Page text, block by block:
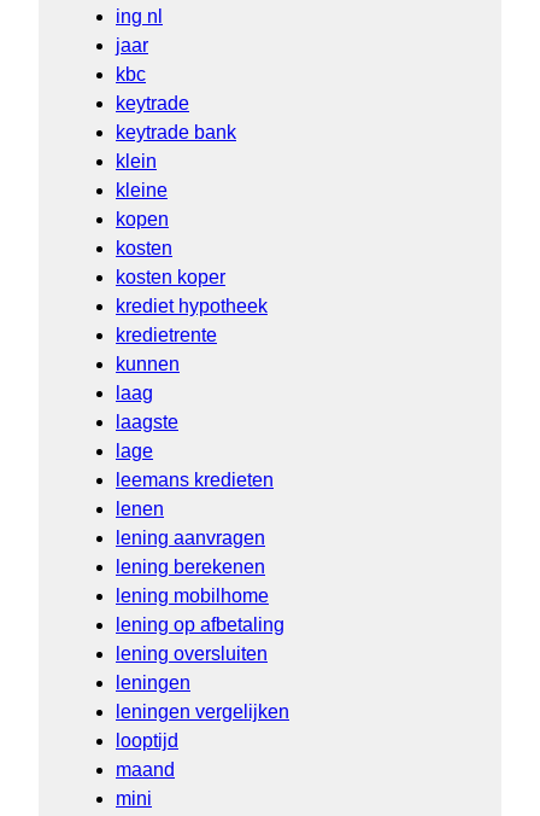
ing nl
jaar
kbc
keytrade
keytrade bank
klein
kleine
kopen
kosten
kosten koper
krediet hypotheek
kredietrente
kunnen
laag
laagste
lage
leemans kredieten
lenen
lening aanvragen
lening berekenen
lening mobilhome
lening op afbetaling
lening oversluiten
leningen
leningen vergelijken
looptijd
maand
mini